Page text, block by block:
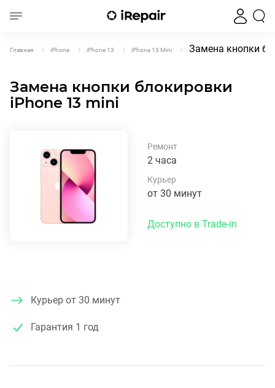
Главная iPhone iPhone 13 iPhone 13 Mini Замена кнопки
Замена кнопки блокировки
iPhone 13 mini
Ремонт
2 часа
Курьер
от 30 минут
Доступно в Trade-in
Курьер от 30 минут
Гарантия 1 год